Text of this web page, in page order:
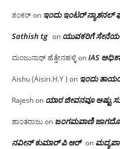
ಶಂಕರ್on ಇಂದು ಇಂಟರ್ ನ್ಯಾಶನಲ್
Sathish tg on ಯುವಕರಿಗೆ
ಮಂಜುನಾಥ್ ಹೆತ್ತೇನಹಳ್ಳಿonIAS
Aishu (Aisiri.H.Y ) on ಇಂದು
Rajeshon ಯಾರ ಜೀವನವೂ ಅಷ್ಟು
ಶಾಂತರಾಜುon ಜಂಗಮವಾಣಿ
ನವೀನ್ ಕುಮಾರ್ ಪಿ ಆರ್ on